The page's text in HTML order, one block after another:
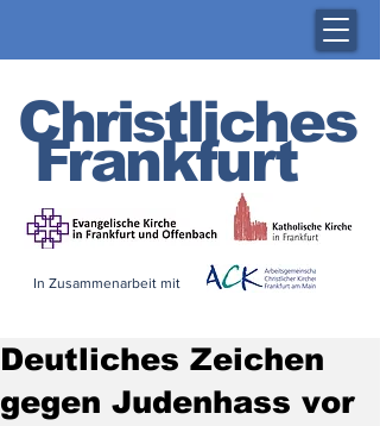
Christliches
Frankfurt
In Zusammenarbeit mit
Deutliches Zeichen
gegen Judenhass vor